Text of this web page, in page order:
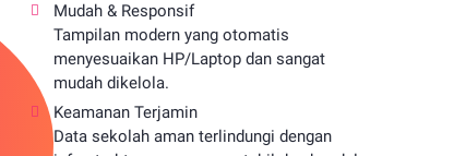
Mudah & Responsif
Tampilan modern yang otomatis
menyesuaikan HP/Laptop dan sangat
mudah dikelola.
Keamanan Terjamin
Data sekolah aman terlindungi dengan